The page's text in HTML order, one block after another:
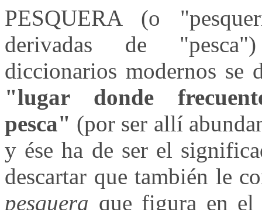
PESQUERA (o
derivadas de
diccionarios modernos se
"lugar donde
pesca" (por ser allí
y ése ha de ser el
descartar que también le
pesquera que figura en